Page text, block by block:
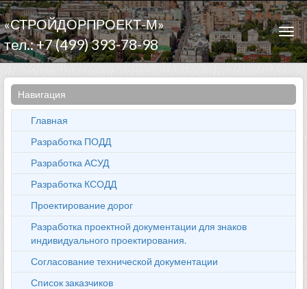
«СТРОЙДОРПРОЕКТ-М»
тел.: +7 (499) 393-78-98
Навигация
Главная
Разработка ПОДД
Разработка АСУД
Разработка КСОДД
Проектирование дорог
Разработка проектной документации для знаков
индивидуального проектирования.
Согласование технической документации
Список заказчиков